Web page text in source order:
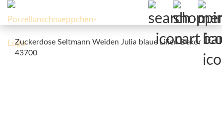
Zuckerdose Seltmann Weiden Julia blaue Lilien Dekor
43700